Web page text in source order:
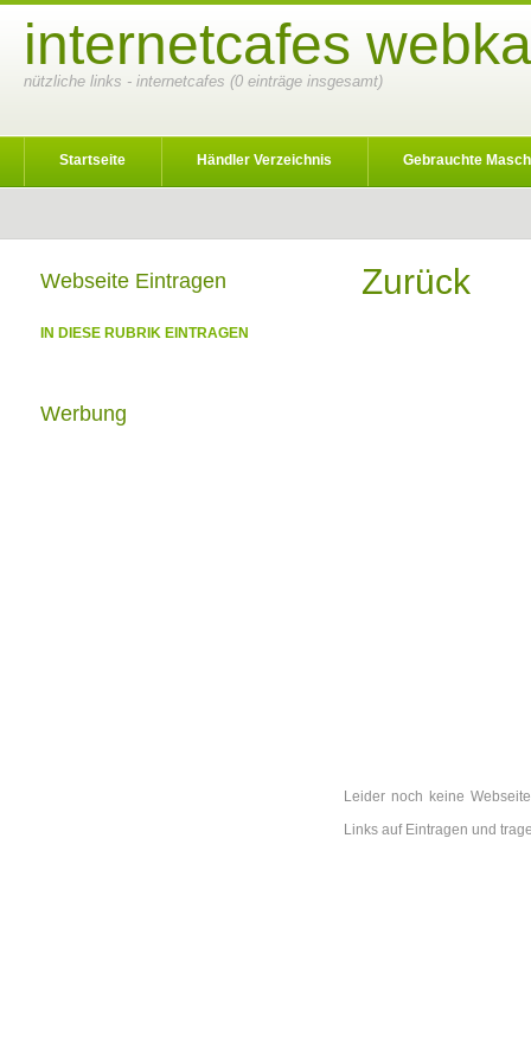
internetcafes
nützliche links - internetcafes (0 einträge insgesamt)
Startseite Händler Verzeichnis Gebrauchte
Zurück
Leider noch keine
Links auf Eintragen und
Webseite Eintragen
IN DIESE RUBRIK EINTRAGEN
Werbung